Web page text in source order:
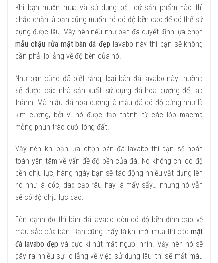
Khi bạn muốn mua và sử dụng bất cứ sản phẩm nào thì
chắc chắn là bạn cũng muốn nó có độ bền cao để có thể sử
dụng được lâu. Vậy nên nếu như bạn đã quyết định lựa chọn
mẫu chậu rửa mặt bàn đá đẹp lavabo này thì bạn sẽ không
cần phải lo lắng về độ bền của nó.
Như bạn cũng đã biết rằng, loại bàn đá lavabo này thường
sẽ được các nhà sản xuất sử dụng đá hoa cương để tao
thành. Mà mẫu đá hoa cương là mẫu đá có độ cứng như là
kim cương, bởi vì nó được tạo thành từ các lớp macma
mỏng phun trào dưới lòng đất.
Vậy nên khi bạn lựa chọn bàn đá lavabo thì bạn sẽ hoàn
toàn yên tâm về vấn đề độ bền của đá. Nó không chỉ có độ
bền chịu lực, hàng ngày bạn sẽ tác động nhiều vật dụng lên
nó như là cốc, dao cạo râu hay là mấy sấy… nhưng nó vẫn
sẽ có độ chịu lực cao.
Bên cạnh đó thì bàn đá lavabo còn có độ bền đỉnh cao về
màu sắc của bàn. Bạn cũng thấy là khi mới mua thì các mặt
đá lavabo đẹp và cực kì hút mắt người nhìn. Vậy nên nó sẽ
gây ra nhiều sự lo lắng về việc sử dụng lâu thì sẽ mất màu